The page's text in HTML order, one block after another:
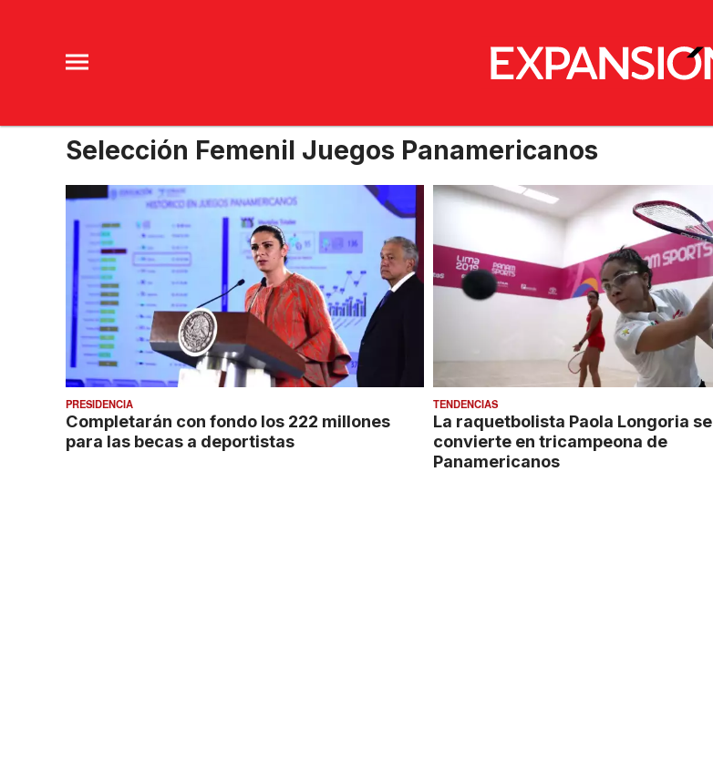
Selección Femenil Juegos Panamericanos
PRESIDENCIA
Completarán con fondo los 222 millones
para las becas a deportistas
TENDENCIAS
La raquetbolista Paola Longoria se
convierte en tricampeona de
Panamericanos